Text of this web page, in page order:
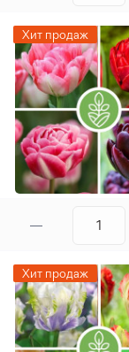
Хит продаж
Хит продаж